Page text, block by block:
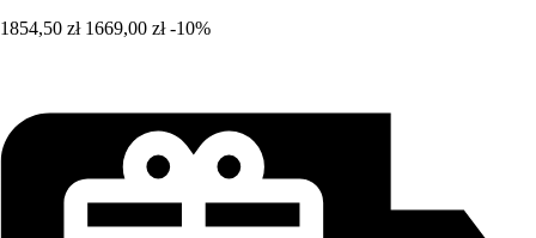
1854,50 zł 1669,00 zł -10%